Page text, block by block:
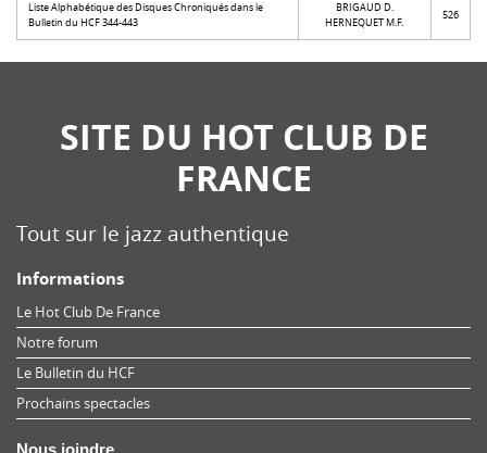
Liste Alphabétique des Disques Chroniqués dans le
Bulletin du HCF 344-443
BRIGAUD D.
HERNEQUET M.F.
526
SITE DU HOT CLUB DE
FRANCE
Tout sur le jazz authentique
Informations
Le Hot Club De France
Notre forum
Le Bulletin du HCF
Prochains spectacles
Nous joindre